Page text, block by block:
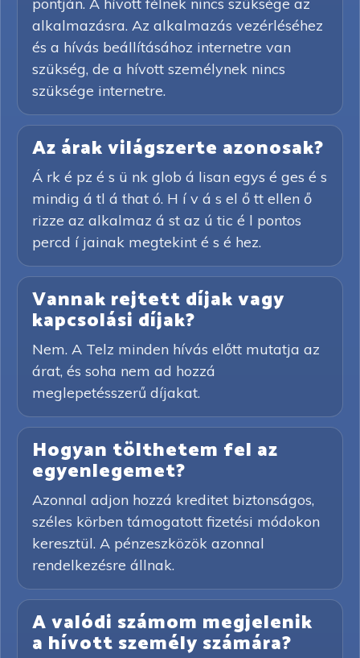
alkalmazásra. Az alkalmazás vezérléséhez
és a hívás beállításához internetre van
szükség, de a hívott személynek nincs
szüksége internetre.
Az árak világszerte azonosak?
Á rk é pz é s ü nk glob á lisan egys é ges é s
mindig á tl á that ó. H í v á s el ő tt ellen ő
rizze az alkalmaz á st az ú tic é l pontos
percd í jainak megtekint é s é hez.
Vannak rejtett díjak vagy
kapcsolási díjak?
Nem. A Telz minden hívás előtt mutatja az
árat, és soha nem ad hozzá
meglepetésszerű díjakat.
Hogyan tölthetem fel az
egyenlegemet?
Azonnal adjon hozzá kreditet biztonságos,
széles körben támogatott fizetési módokon
keresztül. A pénzeszközök azonnal
rendelkezésre állnak.
A valódi számom megjelenik
a hívott személy számára?